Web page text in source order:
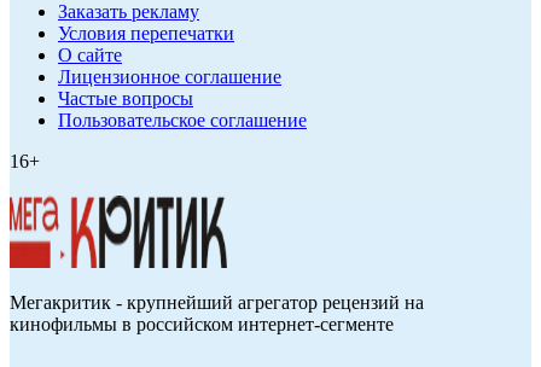
Заказать рекламу
Условия перепечатки
О сайте
Лицензионное соглашение
Частые вопросы
Пользовательское соглашение
16+
Мегакритик - крупнейший агрегатор рецензий на
кинофильмы в российском интернет-сегменте